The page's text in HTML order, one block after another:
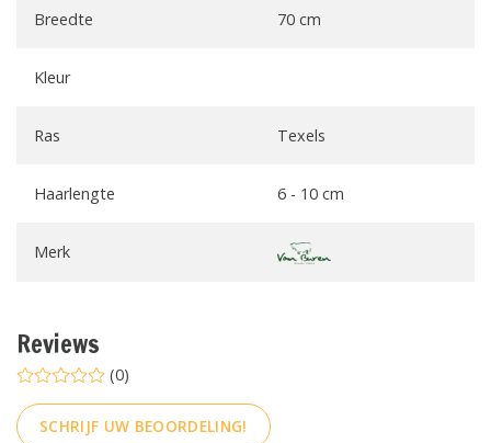
Breedte 70 cm
Kleur
Ras Texels
Haarlengte 6 - 10 cm
Merk
Reviews
(0)
SCHRIJF UW BEOORDELING!